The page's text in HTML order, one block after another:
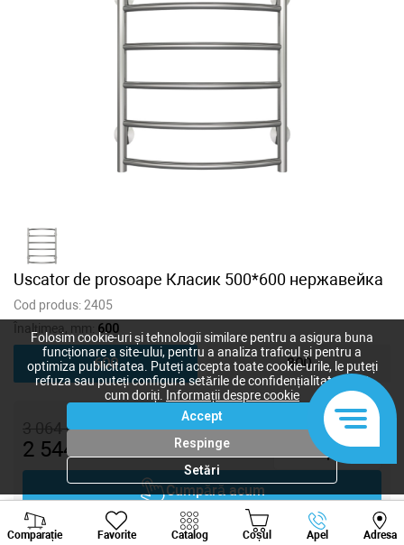
Uscator de prosoape Класик 500*600 нержавейка
Cod produs:2405
Înalțimea, mm: 600
600 800
3 064lei
2 544 -
Cumpără acum
Adaugă în coș
Comparație Favorite Catalog Coșul Apel Adresa
Viber Whatsapp
Folosim cookie-uri și tehnologii similare pentru a asigura buna
funcționare a site-ului, pentru a analiza traficul și pentru a
optimiza publicitatea. Puteți accepta toate cookie-urile, le puteți
refuza sau puteți configura setările de confidențialitate după
cum doriți.
Informații despre cookie
Accept
Respinge
Setări